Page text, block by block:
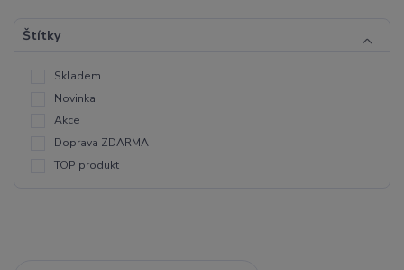
Štítky
Skladem
Novinka
Akce
Doprava ZDARMA
TOP produkt